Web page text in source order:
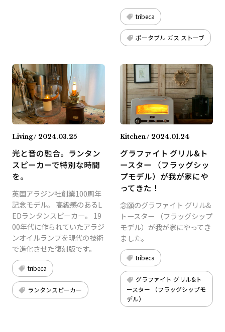
tribeca
ポータブル ガス ストーブ
Living / 2024.03.25
光と音の融合。ランタン
スピーカーで特別な時間
を。
英国アラジン社創業100周年
記念モデル。 高級感のあるL
EDランタンスピーカー。 19
00年代に作られていたアラジ
ンオイルランプを現代の技術
で進化させた復刻版です。
tribeca
ランタンスピーカー
Kitchen / 2024.01.24
グラファイト グリル&ト
ースター （フラッグシッ
プモデル）が我が家にや
ってきた！
念願のグラファイト グリル&
トースター （フラッグシップ
モデル）が我が家にやってき
ました。
tribeca
グラファイト グリル&ト
ースター （フラッグシップモ
デル）